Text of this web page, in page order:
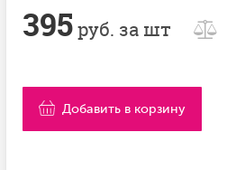
395руб. за шт
Добавить в корзину